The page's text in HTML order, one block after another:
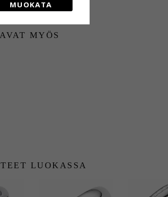
MYÖS
LUOKASSA
MUOKATA